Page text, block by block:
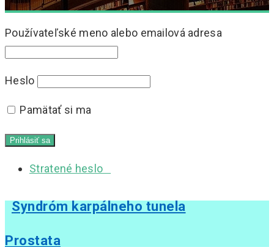
Používateľské meno alebo emailová adresa
Heslo
Pamätať si ma
Stratené heslo
Syndróm karpálneho tunela
Prostata